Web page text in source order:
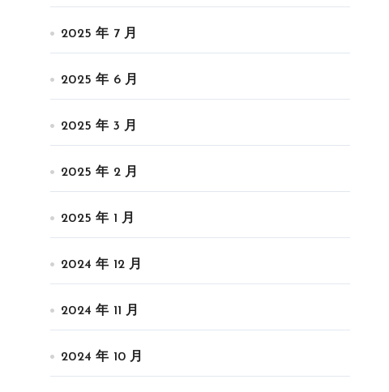
2025 年 7 月
2025 年 6 月
2025 年 3 月
2025 年 2 月
2025 年 1 月
2024 年 12 月
2024 年 11 月
2024 年 10 月